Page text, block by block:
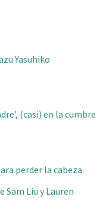
Yasuhiko
(casi) en la cumbre
perder la cabeza
Sam Liu y Lauren